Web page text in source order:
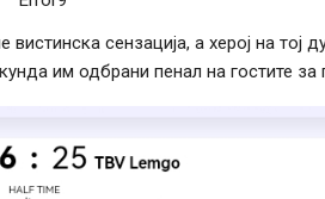
сензација, а херој на тој
им одбрани пенал на гостите за